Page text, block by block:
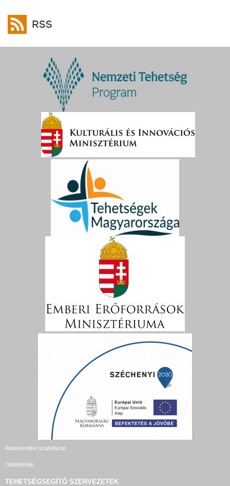
RSS
Adatkezelési szabályzat
Oldaltérkép
TEHETSÉGSEGÍTŐ SZERVEZETEK